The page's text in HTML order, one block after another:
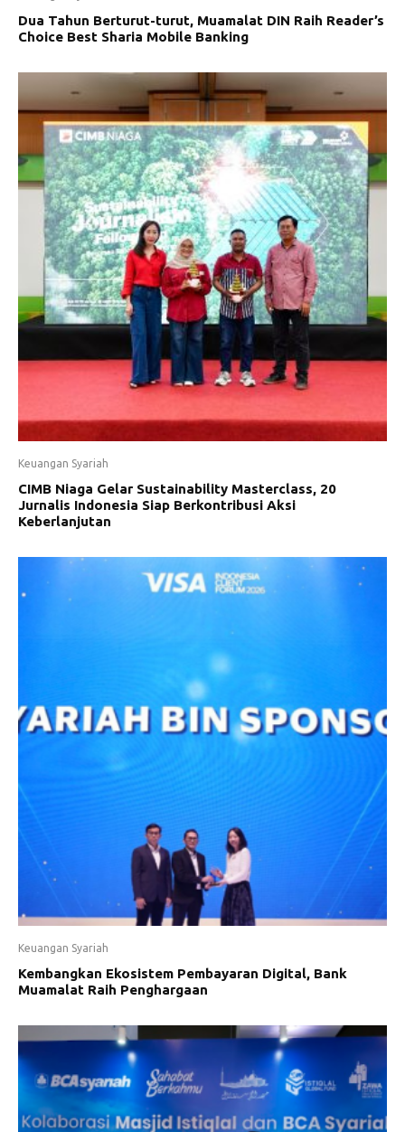
Dua Tahun Berturut-turut, Muamalat DIN Raih Reader’s
Choice Best Sharia Mobile Banking
Keuangan Syariah
CIMB Niaga Gelar Sustainability Masterclass, 20
Jurnalis Indonesia Siap Berkontribusi Aksi
Keberlanjutan
Keuangan Syariah
Kembangkan Ekosistem Pembayaran Digital, Bank
Muamalat Raih Penghargaan